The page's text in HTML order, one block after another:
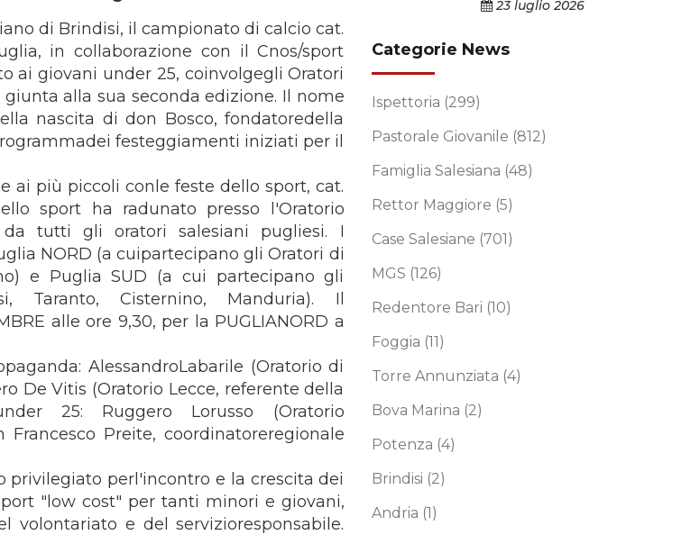
di Brindisi, il campionato di calcio cat.
in collaborazione con il Cnos/sport
ai giovani under 25, coinvolgegli Oratori
alla sua seconda edizione. Il nome
nascita di don Bosco, fondatoredella
festeggiamenti iniziati per il
ai più piccoli conle feste dello sport, cat.
sport ha radunato presso l'Oratorio
tutti gli oratori salesiani pugliesi. I
NORD (a cuipartecipano gli Oratori di
e Puglia SUD (a cui partecipano gli
Taranto, Cisternino, Manduria). Il
alle ore 9,30, per la PUGLIANORD a
AlessandroLabarile (Oratorio di
De Vitis (Oratorio Lecce, referente della
25: Ruggero Lorusso (Oratorio
Preite, coordinatoreregionale
privilegiato perl'incontro e la crescita dei
"low cost" per tanti minori e giovani,
e del servizioresponsabile.
23 luglio 2026
Categorie News
Ispettoria (299)
Pastorale Giovanile (812)
Famiglia Salesiana (48)
Rettor Maggiore (5)
Case Salesiane (701)
MGS (126)
Redentore Bari (10)
Foggia (11)
Torre Annunziata (4)
Bova Marina (2)
Potenza (4)
Brindisi (2)
Andria (1)